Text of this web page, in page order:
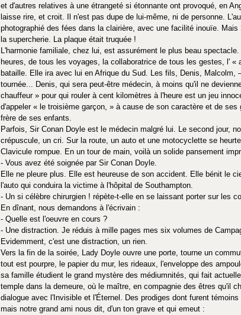
et d'autres relatives à une étrangeté si étonnante ont provoqué, en
laisse rire, et croit. Il n'est pas dupe de lui-même, ni de personne.
photographié des fées dans la clairière, avec une facilité inouïe.
la supercherie. La plaque était truquée !
L'harmonie familiale, chez lui, est assurément le plus beau
heures, de tous les voyages, la collaboratrice de tous les gestes, l'
bataille. Elle ira avec lui en Afrique du Sud. Les fils, Denis,
tournée... Denis, qui sera peut-être médecin, à moins qu'il ne
chauffeur » pour qui rouler à cent kilomètres à l'heure est un jeu
d'appeler « le troisième garçon, » à cause de son caractère et de
frère de ses enfants.
Parfois, Sir Conan Doyle est le médecin malgré lui. Le second jour,
crépuscule, un cri. Sur la route, un auto et une motocyclette se
Clavicule rompue. En un tour de main, voilà un solide pansement
- Vous avez été soignée par Sir Conan Doyle.
Elle ne pleure plus. Elle est heureuse de son accident. Elle bénit le
l'auto qui conduira la victime à l'hôpital de Southampton.
- Un si célèbre chirurgien ! répète-t-elle en se laissant porter sur les
En dînant, nous demandons à l'écrivain :
- Quelle est l'oeuvre en cours ?
- Une distraction. Je réduis à mille pages mes six volumes de
Evidemment, c'est une distraction, un rien.
Vers la fin de la soirée, Lady Doyle ouvre une porte, tourne un
tout est pourpre, le papier du mur, les rideaux, l'enveloppe des
sa famille étudient le grand mystère des médiumnités, qui fait
temple dans la demeure, où le maître, en compagnie des êtres qu'il
dialogue avec l'Invisible et l'Éternel. Des prodiges dont furent
mais notre grand ami nous dit, d'un ton grave et qui emeut :